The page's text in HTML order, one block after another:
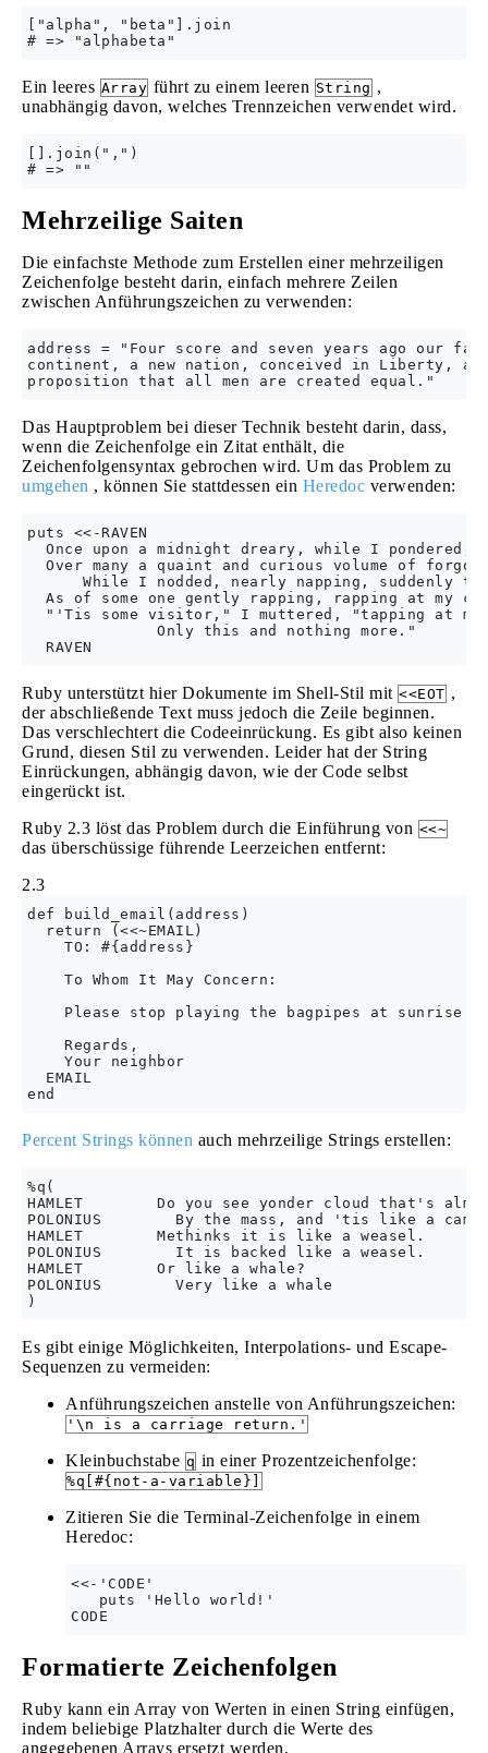
["alpha", "beta"].join
Ein leeres Array führt zu einem leeren String ,
unabhängig davon, welches Trennzeichen verwendet wird.
[].join(",")
Mehrzeilige Saiten
Die einfachste Methode zum Erstellen einer mehrzeiligen
Zeichenfolge besteht darin, einfach mehrere Zeilen
zwischen Anführungszeichen zu verwenden:
address = "Four score and seven years ago our
continent, a new nation, conceived in Liberty,
Das Hauptproblem bei dieser Technik besteht darin, dass,
wenn die Zeichenfolge ein Zitat enthält, die
Zeichenfolgensyntax gebrochen wird. Um das Problem zu
umgehen , können Sie stattdessen ein Heredoc verwenden:
puts <<-RAVEN
Once upon a midnight dreary, while I pondered,
Over many a quaint and curious volume of
While I nodded, nearly napping, suddenly
As of some one gently rapping, rapping at my
"'Tis some visitor," I muttered, "tapping at
              Only this and nothing more."
Ruby unterstützt hier Dokumente im Shell-Stil mit <<EOT ,
der abschließende Text muss jedoch die Zeile beginnen.
Das verschlechtert die Codeeinrückung. Es gibt also keinen
Grund, diesen Stil zu verwenden. Leider hat der String
Einrückungen, abhängig davon, wie der Code selbst
eingerückt ist.
Ruby 2.3 löst das Problem durch die Einführung von <<~
das überschüssige führende Leerzeichen entfernt:
2.3
def build_email(address)
  return (<<~EMAIL)
    TO: #{address}
    To Whom It May Concern:
    Please stop playing the bagpipes at sunrise!
    Regards,
    Your neighbor
  EMAIL
Percent Strings können auch mehrzeilige Strings erstellen:
%q(
HAMLET        Do you see yonder cloud that's
POLONIUS        By the mass, and 'tis like a
HAMLET        Methinks it is like a weasel.
POLONIUS        It is backed like a weasel.
HAMLET        Or like a whale?
POLONIUS        Very like a whale
Es gibt einige Möglichkeiten, Interpolations- und Escape-
Sequenzen zu vermeiden:
Anführungszeichen anstelle von Anführungszeichen:
'\n is a carriage return.'
Kleinbuchstabe q in einer Prozentzeichenfolge:
%q[#{not-a-variable}]
Zitieren Sie die Terminal-Zeichenfolge in einem
Heredoc:
<<-'CODE'
   puts 'Hello world!'
Formatierte Zeichenfolgen
Ruby kann ein Array von Werten in einen String einfügen,
indem beliebige Platzhalter durch die Werte des
angegebenen Arrays ersetzt werden.